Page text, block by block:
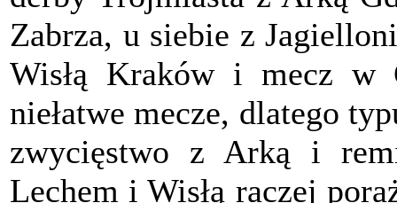
Zabrza, u siebie z
Wisłą Kraków i mecz w
niełatwe mecze, dlatego
zwycięstwo z Arką i
Lechem i Wisłą raczej